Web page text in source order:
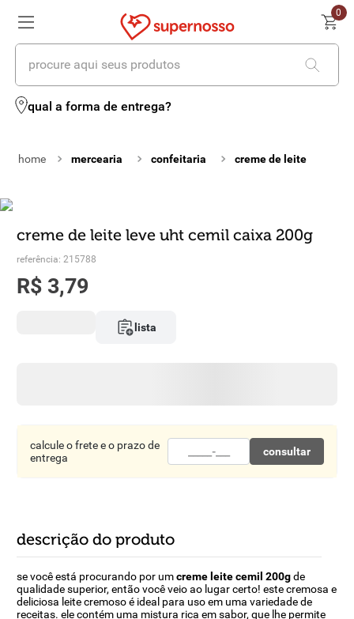
0
procure aqui seus produtos
qual a forma de entrega?
mercearia confeitaria creme de leite
creme de leite leve uht cemil caixa 200g
referência: 215788
R$ 3,79
lista
calcule o frete e o prazo de
entrega
consultar
descrição do produto
se você está procurando por umcreme leite cemil 200gde
qualidade superior, então você veio ao lugar certo! este cremosa e
deliciosa leite cremoso é ideal para uso em uma variedade de
receitas. ele contém uma mistura rica em sabor, que lhe permite
termos mais buscados
2º leite
4 º iogurte
5º queijo
6º biscoito